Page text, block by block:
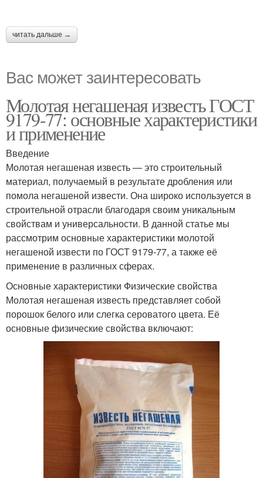
читать дальше →
Вас может заинтересовать
Молотая негашеная известь ГОСТ
9179-77: основные характеристики
и применение
Введение
Молотая негашеная известь — это строительный
материал, получаемый в результате дробления или
помола негашеной извести. Она широко используется в
строительной отрасли благодаря своим уникальным
свойствам и универсальности. В данной статье мы
рассмотрим основные характеристики молотой
негашеной извести по ГОСТ 9179-77, а также её
применение в различных сферах.
Основные характеристики Физические свойства
Молотая негашеная известь представляет собой
порошок белого или слегка сероватого цвета. Её
основные физические свойства включают: